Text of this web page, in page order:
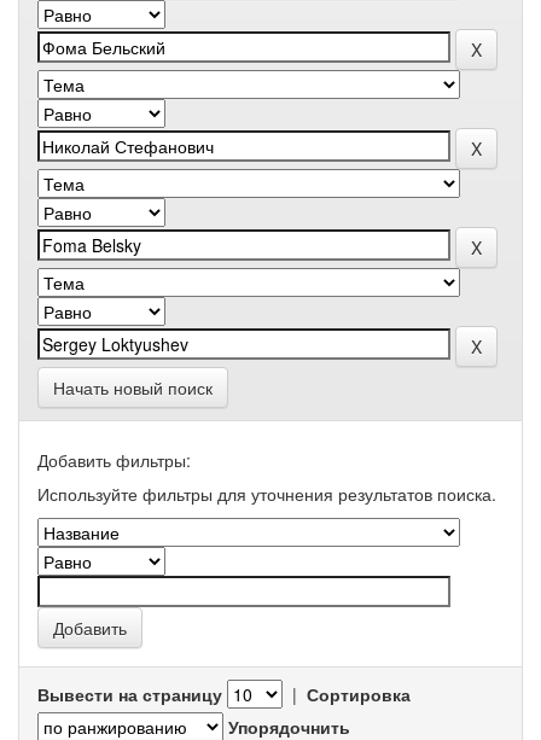
Начать новый поиск
Добавить фильтры:
Используйте фильтры для уточнения результатов поиска.
Вывести на страницу | Сортировка
Упорядочнить